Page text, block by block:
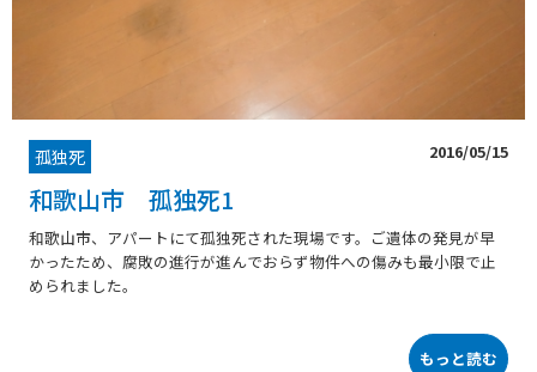
孤独死 2016/05/15
和歌山市 孤独死1
和歌山市、アパートにて孤独死された現場です。ご遺体の発見が早
かったため、腐敗の進行が進んでおらず物件への傷みも最小限で止
められました。
もっと読む